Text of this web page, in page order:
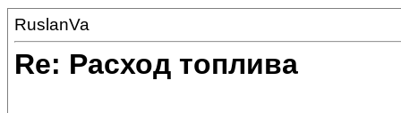
RuslanVa
Re: Расход топлива